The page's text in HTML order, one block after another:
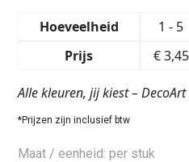
Hoeveelheid 1 - 5
Prijs
€3,45
Alle kleuren, jij kiest –
*Prijzen zijn inclusief btw
Maat / eenheid: per stuk